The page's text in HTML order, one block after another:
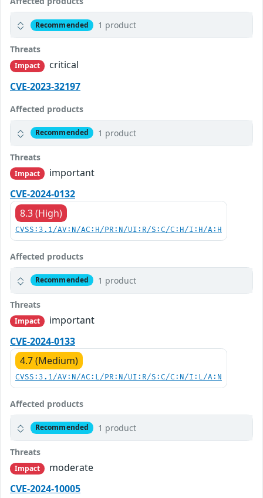
Recommended 1 product
Threats
Impact
critical
CVE-2023-32197
Affected products
Recommended 1 product
Threats
Impact
important
CVE-2024-0132
8.3 (High)
CVSS:3.1/AV:N/AC:H/PR:N/UI:R/S:C/C:H/I:H/A:H
Affected products
Recommended 1 product
Threats
Impact
important
CVE-2024-0133
4.7 (Medium)
CVSS:3.1/AV:N/AC:L/PR:N/UI:R/S:C/C:N/I:L/A:N
Affected products
Recommended 1 product
Threats
Impact
moderate
CVE-2024-10005